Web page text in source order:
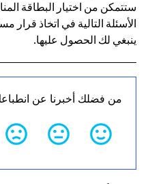
ستتمكن من اختيار البطاقة
الأسئلة التالية في اتخاذ قرار
ينبغي لك الحصول عليها.
من فضلك أخبرنا عن